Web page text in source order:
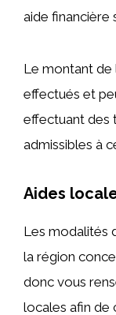
aide financière
Le montant de
effectués et
effectuant des
admissibles à
Aides
Les modalités
la région
donc vous
locales afin de